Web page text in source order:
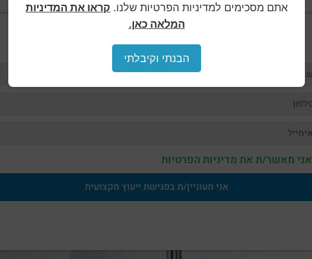
אתם מסכימים למדיניות הפרטיות שלנו. קראו את המדיניות
המלאה כאן.
הבנתי וקיבלתי
אני מאשר/ת את מדיניות הפרטיות
אני מעוניין/ת בפגישת ייעוץ מקצועית